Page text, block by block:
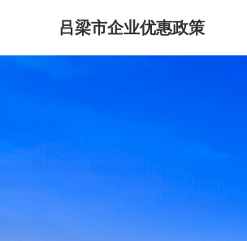
吕梁市企业优惠政策